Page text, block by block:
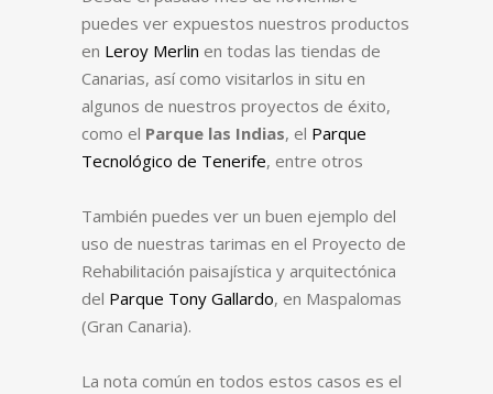
puedes ver expuestos nuestros productos
en Leroy Merlin en todas las tiendas de
Canarias, así como visitarlos in situ en
algunos de nuestros proyectos de éxito,
como el Parque las Indias, el Parque
Tecnológico de Tenerife, entre otros
También puedes ver un buen ejemplo del
uso de nuestras tarimas en el Proyecto de
Rehabilitación paisajística y arquitectónica
del Parque Tony Gallardo, en Maspalomas
(Gran Canaria).
La nota común en todos estos casos es el